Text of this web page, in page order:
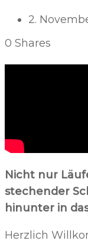
2.
0 Shares
Nicht nur
stechender
hinunter in
Herzlich